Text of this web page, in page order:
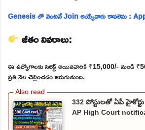
Genesis లో వెంటనే Join అయ్యేవారు కావలెను :
జీతం వివరాలు:
ఈ ఉద్యోగాలకు సెలెక్ట్ అయినవారికి ₹15,000/- నుండి
ప్రతి నెల చెల్లించడం జరుగుతుంది.
332 పోస్టులతో ఏపీ
AP High Court